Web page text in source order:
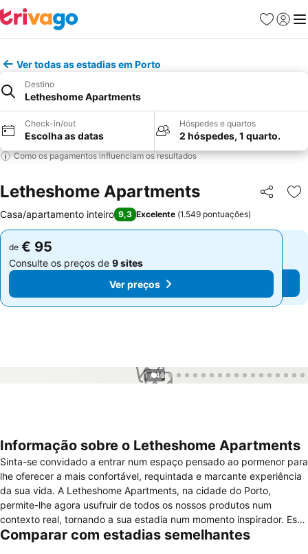
Favoritos
Iniciar
Ver todas as estadias em Porto
Destino
Letheshome Apartments
Check-in/out
Escolha as datas
Hóspedes e quartos
2 hóspedes, 1 quarto.
Como os pagamentos influenciam os resultados
Letheshome Apartments Partilhar
Casa/apartamento inteiro 9,3 Excelente (1.549 pontuações)
de € 95
Consulte os preços de 9 sites
Ver preços
de € 95
Consulte os preços de 9 sites
Ver preços
1 / 45
Informação sobre o Letheshome Apartments
Sinta-se convidado a entrar num espaço pensado ao pormenor para
lhe oferecer a mais confortável, requintada e marcante experiência
da sua vida. A Letheshome Apartments, na cidade do Porto,
permite-lhe agora usufruir de todos os nossos produtos num
contexto real, tornando a sua estadia num momento inspirador. Esta
é a mais recente aposta da Vianatece, unidade produtora criada em
Comparar com estadias semelhantes